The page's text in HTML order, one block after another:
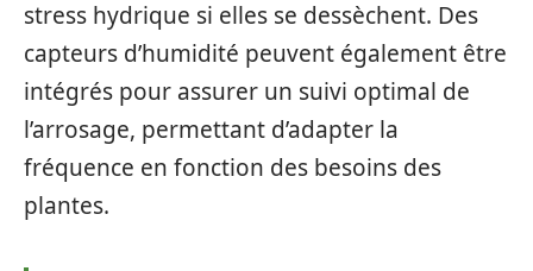
stress hydrique si elles se dessèchent. Des
capteurs d’humidité peuvent également être
intégrés pour assurer un suivi optimal de
l’arrosage, permettant d’adapter la
fréquence en fonction des besoins des
plantes.